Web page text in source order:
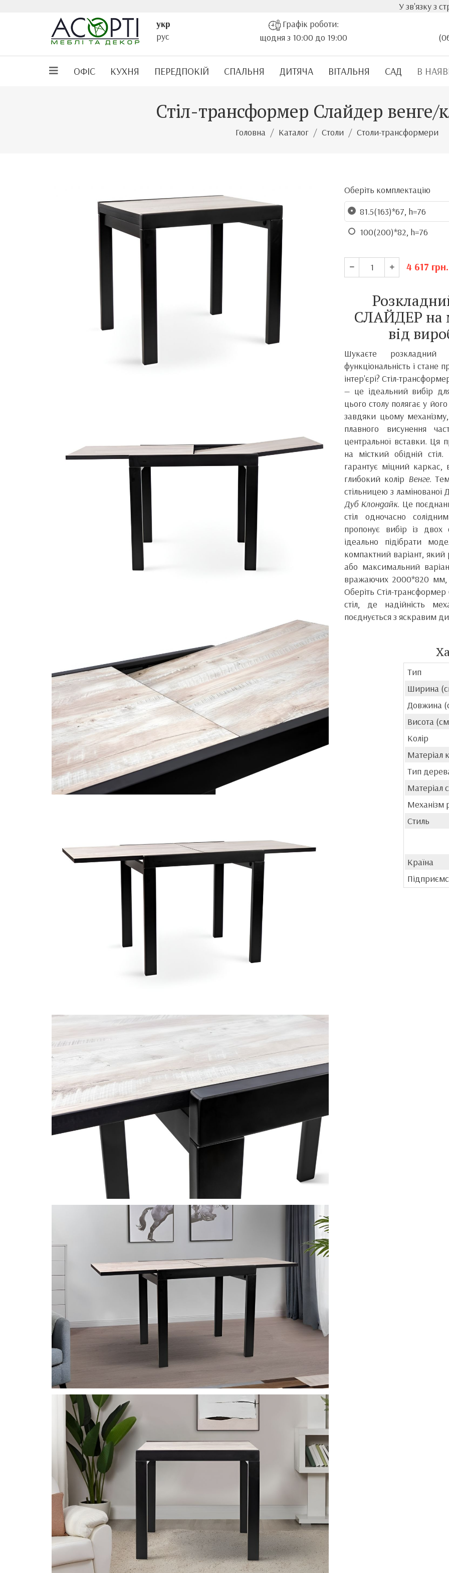
У зв'язку з стрімким
укр
рус
Графік роботи:
щодня з 10:00 до 19:00
ОФІС КУХНЯ ПЕРЕДПОКІЙ СПАЛЬНЯ ДИТЯЧА ВІТАЛЬНЯ САД В
Стіл-трансформер Слайдер венге/
Головна Каталог Столи Столи-трансформери
Оберіть комплектацію
81.5(163)*67, h=76
100(200)*82, h=76
4 617 грн.
СЛАЙДЕР на
від
Шукаєте розкладний
функціональність і
інтер'єрі? Стіл-
— це ідеальний вибір
цього столу полягає у
завдяки цьому
плавного висунення
центральної вставки. Ця
на місткий обідній
гарантує міцний каркас,
глибокий колір Венге.
стільницею з ламінованої
Дуб Клондайк. Це
стіл одночасно
пропонує вибір із двох
ідеально підібрати
компактний варіант,
або максимальний
вражаючих 2000*820 мм,
Оберіть Стіл-
стіл, де надійність
поєднується з яскравим
Тип
Ширина
Довжина
Висота
Колір
Матеріал
Тип
Матеріал
Механізм
Стиль
Країна